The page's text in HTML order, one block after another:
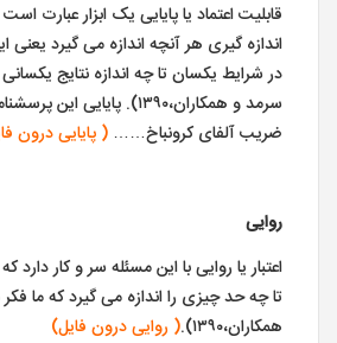
قابلیت اعتماد یا پایایی یک ابزار عبارت
اندازه گیری هر آنچه اندازه می گیرد یعنی
در شرایط یکسان تا چه اندازه نتایج
سرمد و همکاران،۱۳۹۰). پایایی
ضریب آلفای کرونباخ…… ( پایایی درون
روایی
اعتبار یا روایی با این مسئله سر و کار دارد
تا چه حد چیزی را اندازه می گیرد که ما
همکاران،۱۳۹۰).
( روایی درون فایل)